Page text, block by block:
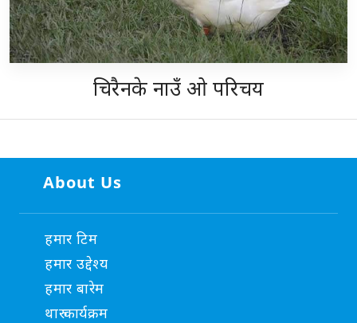
चिरैनके नाउँ ओ परिचय
About Us
हमार टिम
हमार उद्देश्य
हमार बारेम
थारु कार्यक्रम